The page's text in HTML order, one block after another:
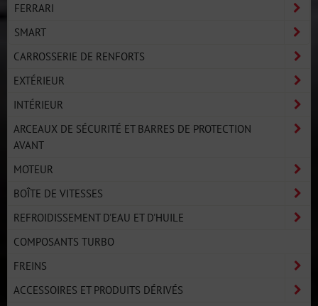
FERRARI
SMART
CARROSSERIE DE RENFORTS
EXTÉRIEUR
INTÉRIEUR
ARCEAUX DE SÉCURITÉ ET BARRES DE PROTECTION
AVANT
MOTEUR
BOÎTE DE VITESSES
REFROIDISSEMENT D'EAU ET D'HUILE
COMPOSANTS TURBO
FREINS
ACCESSOIRES ET PRODUITS DÉRIVÉS